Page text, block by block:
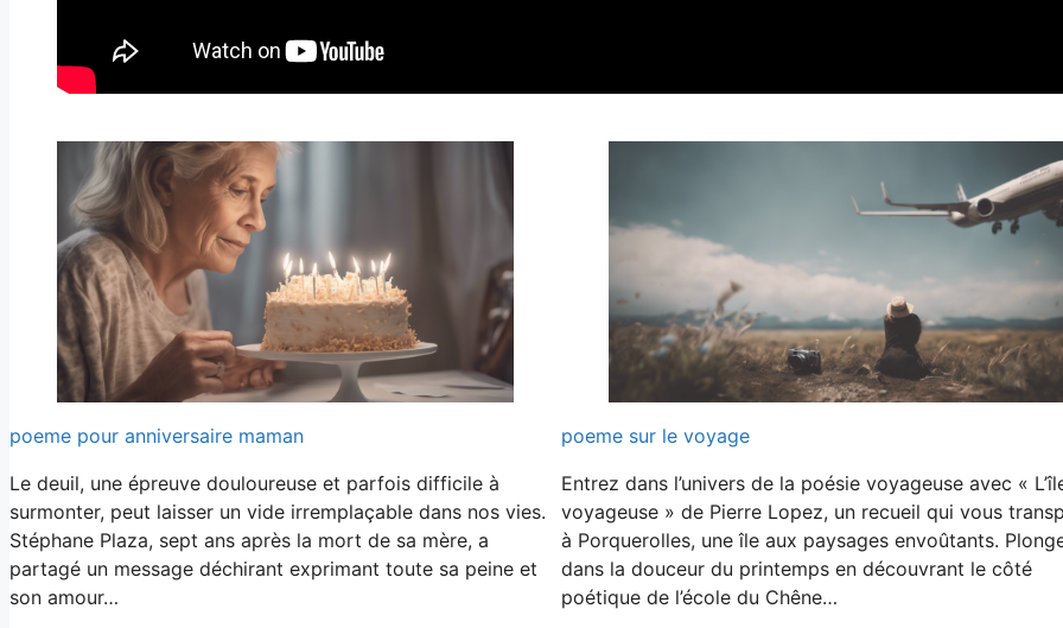
poeme pour anniversaire maman
Le deuil, une épreuve douloureuse et parfois difficile à
surmonter, peut laisser un vide irremplaçable dans nos vies.
Stéphane Plaza, sept ans après la mort de sa mère, a
partagé un message déchirant exprimant toute sa peine et
son amour…
poeme sur le voyage
Entrez dans l’univers de la poésie voyageuse avec «
voyageuse » de Pierre Lopez, un recueil qui vous
à Porquerolles, une île aux paysages envoûtants.
dans la douceur du printemps en découvrant le côté
poétique de l’école du Chêne…